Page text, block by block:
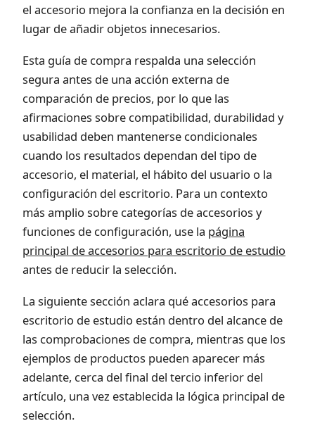
el accesorio mejora la confianza en la decisión en
lugar de añadir objetos innecesarios.
Esta guía de compra respalda una selección
segura antes de una acción externa de
comparación de precios, por lo que las
afirmaciones sobre compatibilidad, durabilidad y
usabilidad deben mantenerse condicionales
cuando los resultados dependan del tipo de
accesorio, el material, el hábito del usuario o la
configuración del escritorio. Para un contexto
más amplio sobre categorías de accesorios y
funciones de configuración, use la página
principal de accesorios para escritorio de estudio
antes de reducir la selección.
La siguiente sección aclara qué accesorios para
escritorio de estudio están dentro del alcance de
las comprobaciones de compra, mientras que los
ejemplos de productos pueden aparecer más
adelante, cerca del final del tercio inferior del
artículo, una vez establecida la lógica principal de
selección.